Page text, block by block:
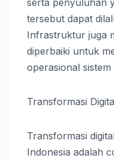
serta penyuluhan
tersebut dapat
Infrastruktur juga
diperbaiki untuk
operasional sistem
Transformasi
Transformasi
Indonesia adalah